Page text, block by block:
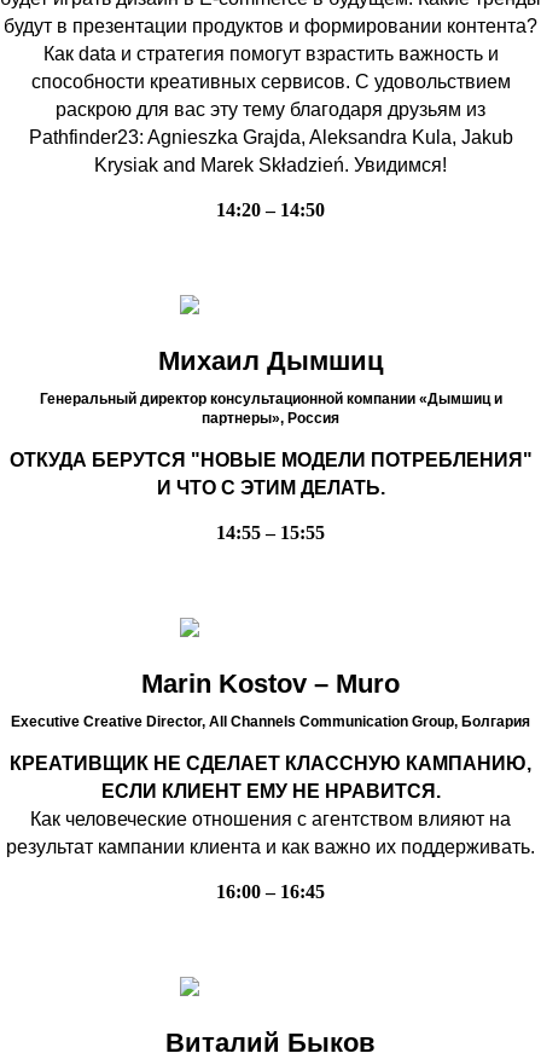
будут в презентации продуктов и формировании контента?
Как data и стратегия помогут взрастить важность и
способности креативных сервисов. С удовольствием
раскрою для вас эту тему благодаря друзьям из
Pathfinder23: Agnieszka Grajda, Aleksandra Kula, Jakub
Krysiak and Marek Składzień. Увидимся!
14:20 – 14:50
Михаил Дымшиц
Генеральный директор консультационной компании «Дымшиц и
партнеры», Россия
ОТКУДА БЕРУТСЯ "НОВЫЕ МОДЕЛИ ПОТРЕБЛЕНИЯ"
И ЧТО С ЭТИМ ДЕЛАТЬ.
14:55 – 15:55
Marin Kostov – Muro
Executive Creative Director, All Channels Communication Group, Болгария
КРЕАТИВЩИК НЕ СДЕЛАЕТ КЛАССНУЮ КАМПАНИЮ,
ЕСЛИ КЛИЕНТ ЕМУ НЕ НРАВИТСЯ.
Как человеческие отношения с агентством влияют на
результат кампании клиента и как важно их поддерживать.
16:00 – 16:45
Виталий Быков